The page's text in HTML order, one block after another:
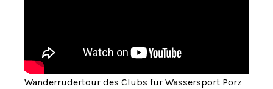
Wanderrudertour des Clubs für Wassersport Porz